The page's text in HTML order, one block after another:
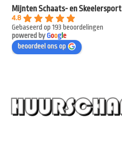
Mijnten Schaats- en Skeelersport
4.8
Gebaseerd op 193 beoordelingen
powered byGooge
beoordeel ons op